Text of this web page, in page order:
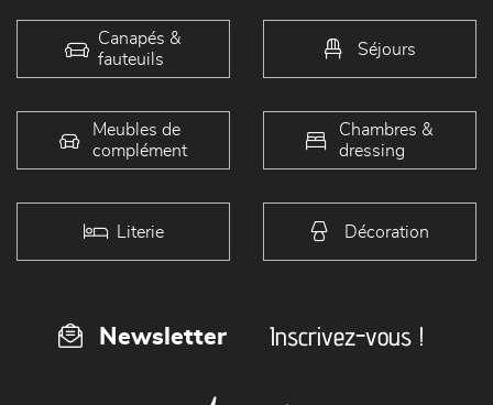
Canapés &
fauteuils
Séjours
Meubles de
complément
Chambres &
dressing
Literie Décoration
Newsletter Inscrivez-vous !